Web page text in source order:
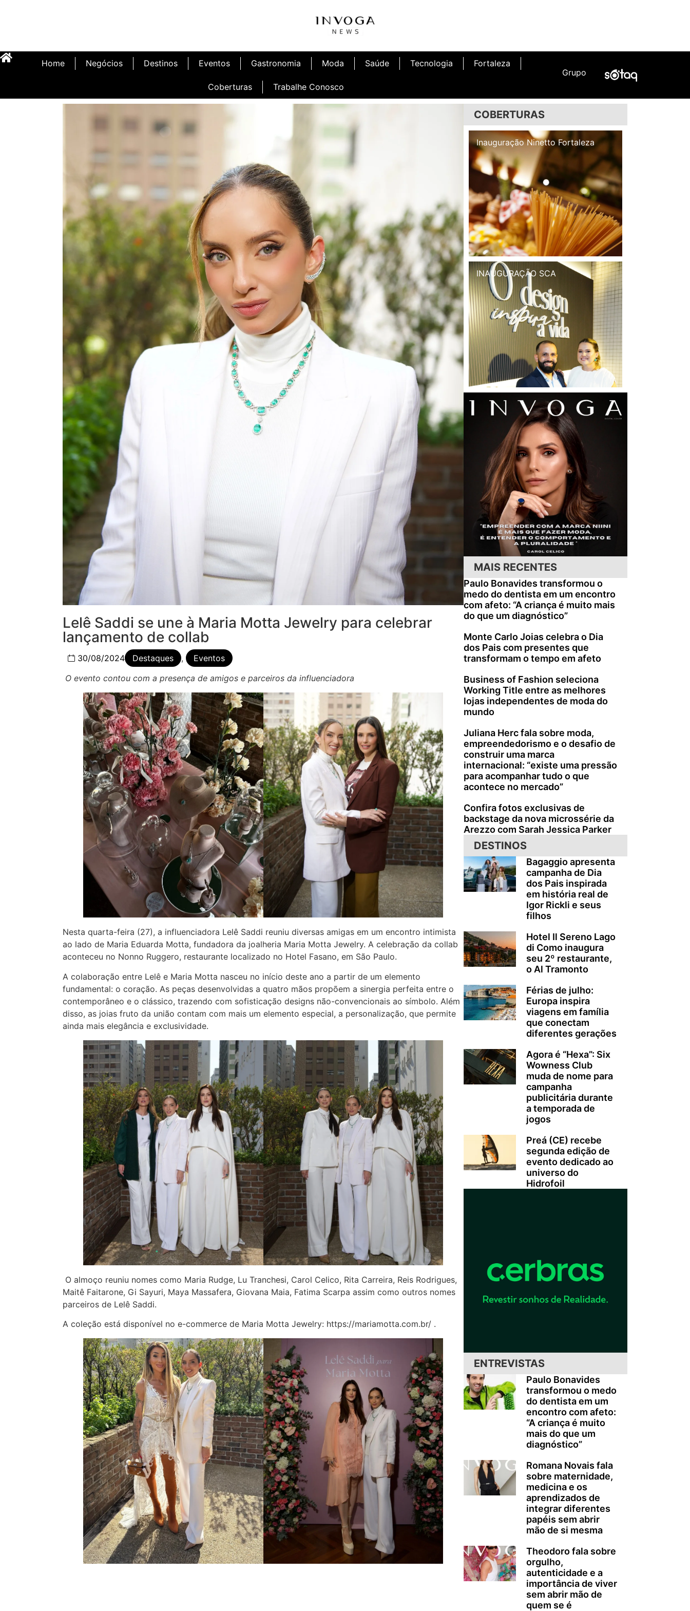
Home Negócios Destinos Eventos Gastronomia Moda Saúde Tecnologia Fortaleza
Coberturas Trabalhe Conosco
Grupo
Lelê Saddi se une à Maria Motta Jewelry para celebrar
lançamento de collab
30/08/2024 Destaques ,
Eventos
O evento contou com a presença de amigos e parceiros da influenciadora
Nesta quarta-feira (27), a influenciadora Lelê Saddi reuniu diversas amigas em um encontro intimista
ao lado de Maria Eduarda Motta, fundadora da joalheria Maria Motta Jewelry. A celebração da collab
aconteceu no Nonno Ruggero, restaurante localizado no Hotel Fasano, em São Paulo.
A colaboração entre Lelê e Maria Motta nasceu no início deste ano a partir de um elemento
fundamental: o coração. As peças desenvolvidas a quatro mãos propõem a sinergia perfeita entre o
contemporâneo e o clássico, trazendo com sofisticação designs não-convencionais ao símbolo. Além
disso, as joias fruto da união contam com mais um elemento especial, a personalização, que permite
ainda mais elegância e exclusividade.
O almoço reuniu nomes como Maria Rudge, Lu Tranchesi, Carol Celico, Rita Carreira, Reis Rodrigues,
Maitê Faitarone, Gi Sayuri, Maya Massafera, Giovana Maia, Fatima Scarpa assim como outros nomes
parceiros de Lelê Saddi.
A coleção está disponível no e-commerce de Maria Motta Jewelry: https://mariamotta.com.br/ .
COBERTURAS
Inauguração Ninetto Fortaleza Inauguração Illa Café
INAUGURAÇÃO SCA
MAIS RECENTES
Paulo Bonavides transformou o
medo do dentista em um encontro
com afeto: “A criança é muito mais
do que um diagnóstico”
Monte Carlo Joias celebra o Dia
dos Pais com presentes que
transformam o tempo em afeto
Business of Fashion seleciona
Working Title entre as melhores
lojas independentes de moda do
mundo
Juliana Herc fala sobre moda,
empreendedorismo e o desafio de
construir uma marca
internacional: “existe uma pressão
para acompanhar tudo o que
acontece no mercado”
Confira fotos exclusivas de
backstage da nova microssérie da
Arezzo com Sarah Jessica Parker
DESTINOS
Bagaggio apresenta
campanha de Dia
dos Pais inspirada
em história real de
Igor Rickli e seus
filhos
Hotel Il Sereno Lago
di Como inaugura
seu 2º restaurante,
o Al Tramonto
Férias de julho:
Europa inspira
viagens em família
que conectam
diferentes gerações
Agora é “Hexa”: Six
Wowness Club
muda de nome para
campanha
publicitária durante
a temporada de
jogos
Preá (CE) recebe
segunda edição de
evento dedicado ao
universo do
Hidrofoil
ENTREVISTAS
Paulo Bonavides
transformou o medo
do dentista em um
encontro com afeto:
“A criança é muito
mais do que um
diagnóstico”
Romana Novais fala
sobre maternidade,
medicina e os
aprendizados de
integrar diferentes
papéis sem abrir
mão de si mesma
Theodoro fala sobre
orgulho,
autenticidade e a
importância de viver
sem abrir mão de
quem se é